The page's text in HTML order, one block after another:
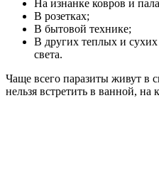
На изнанке ковров и
В розетках;
В бытовой технике;
В других теплых и
света.
Чаще всего паразиты живут в
нельзя встретить в ванной, на